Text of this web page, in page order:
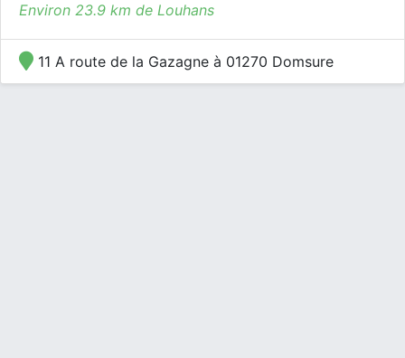
Environ 23.9 km de Louhans
11 A route de la Gazagne à 01270 Domsure